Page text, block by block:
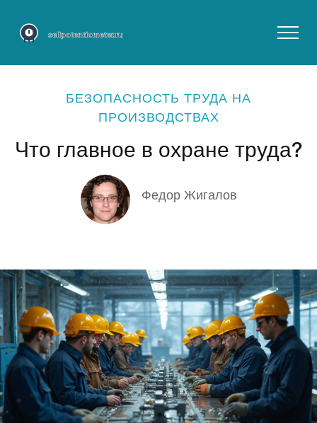
БЕЗОПАСНОСТЬ ТРУДА НА
ПРОИЗВОДСТВАХ
Что главное в охране труда?
Федор Жигалов